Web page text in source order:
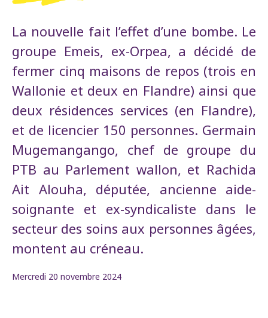
La nouvelle fait l’effet d’une bombe. Le
groupe Emeis, ex-Orpea, a décidé de
fermer cinq maisons de repos (trois en
Wallonie et deux en Flandre) ainsi que
deux résidences services (en Flandre),
et de licencier 150 personnes. Germain
Mugemangango, chef de groupe du
PTB au Parlement wallon, et Rachida
Ait Alouha, députée, ancienne aide-
soignante et ex-syndicaliste dans le
secteur des soins aux personnes âgées,
montent au créneau.
Mercredi 20 novembre 2024